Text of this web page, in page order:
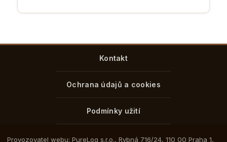
Kontakt
Ochrana údajů a cookies
Podmínky užití
Provozovatel webu: PureLog s.r.o., Rybná 716/24, 110 00 Praha 1,